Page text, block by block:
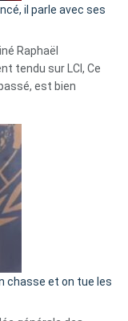
il parle avec ses
Raphaël
tendu sur LCI, Ce
est bien
chasse et on tue les